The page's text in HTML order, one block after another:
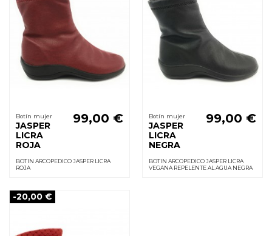
Botín mujer
JASPER
LICRA
ROJA
99,00 €
BOTIN ARCOPEDICO JASPER LICRA
ROJA
Botín mujer
JASPER
LICRA
NEGRA
99,00 €
BOTIN ARCOPEDICO JASPER LICRA
VEGANA REPELENTE AL AGUA NEGRA
-20,00 €